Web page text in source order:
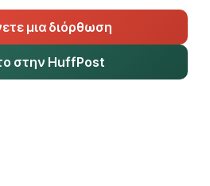
μια διόρθωση
στην HuffPost